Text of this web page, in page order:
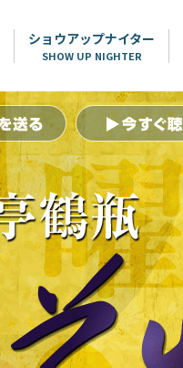
ショウアップナイター
SHOW UP NIGHTER